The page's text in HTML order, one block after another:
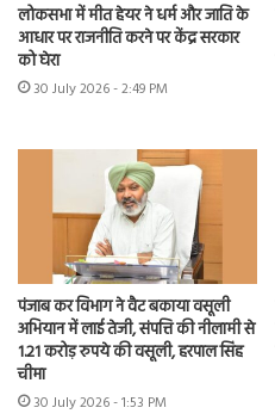
लोकसभा में मीत हेयर ने धर्म और जाति के
आधार पर राजनीति करने पर केंद्र सरकार
को घेरा
30 July 2026 - 2:49 PM
पंजाब कर विभाग ने वैट बकाया वसूली
अभियान में लाई तेजी, संपत्ति की नीलामी से
1.21 करोड़ रुपये की वसूली, हरपाल सिंह
चीमा
30 July 2026 - 1:53 PM